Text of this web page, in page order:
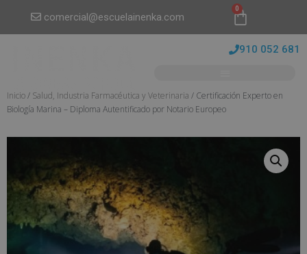
comercial@escuelainenka.com
0
910 052 681
Inicio/ Salud, Industria Farmacéutica y Veterinaria / Certificación Experto en
Biología Marina – Diploma Autentificado por Notario Europeo